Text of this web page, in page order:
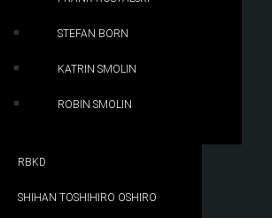
STEFAN BORN
KATRIN SMOLIN
ROBIN SMOLIN
RBKD
SHIHAN TOSHIHIRO OSHIRO